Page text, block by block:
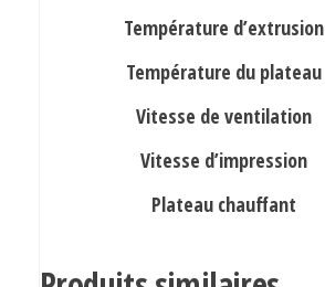
Température d’extrusion
Température du plateau
Vitesse de ventilation
Vitesse d’impression
Plateau chauffant